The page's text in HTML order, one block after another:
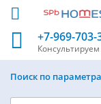
+7-969-703-
Консультируем
Поиск по